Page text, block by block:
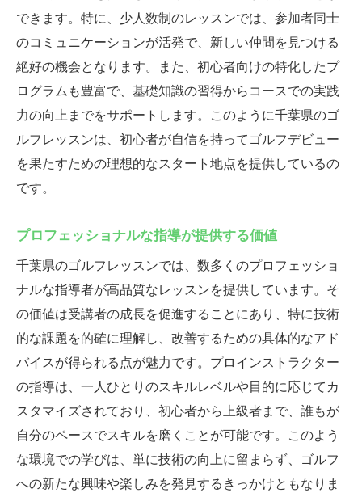
仲間と共に成長するゴルフライフ
ゴルフを通じたコミュニティの広がり
技術と楽しさを両立する千葉県のゴルフレッス
ン
技術向上と楽しさのバランス
ゴルフを趣味として楽しむ方法
千葉県でのゴルフライフスタイル
楽しく続けられる練習のコツ
楽しみながら上達する秘訣
ゴルフレッスンで新たな出会いを千葉県で体験
ゴルフを通じた人脈作りの方法
共通の趣味がつなぐ新たな絆
ゴルフレッスンで広がる交友関係
新しい友人とゴルフを楽しむ
交流を深めるゴルフイベント
地元コミュニティとのつながり
レベル別に学ぶ千葉県のゴルフレッスンの特長
できます。特に、少人数制のレッスンでは、参加者同士
のコミュニケーションが活発で、新しい仲間を見つける
絶好の機会となります。また、初心者向けの特化したプ
ログラムも豊富で、基礎知識の習得からコースでの実践
力の向上までをサポートします。このように千葉県のゴ
ルフレッスンは、初心者が自信を持ってゴルフデビュー
を果たすための理想的なスタート地点を提供しているの
です。
プロフェッショナルな指導が提供する価値
千葉県のゴルフレッスンでは、数多くのプロフェッショ
ナルな指導者が高品質なレッスンを提供しています。そ
の価値は受講者の成長を促進することにあり、特に技術
的な課題を的確に理解し、改善するための具体的なアド
バイスが得られる点が魅力です。プロインストラクター
の指導は、一人ひとりのスキルレベルや目的に応じてカ
スタマイズされており、初心者から上級者まで、誰もが
自分のペースでスキルを磨くことが可能です。このよう
な環境での学びは、単に技術の向上に留まらず、ゴルフ
への新たな興味や楽しみを発見するきっかけともなりま